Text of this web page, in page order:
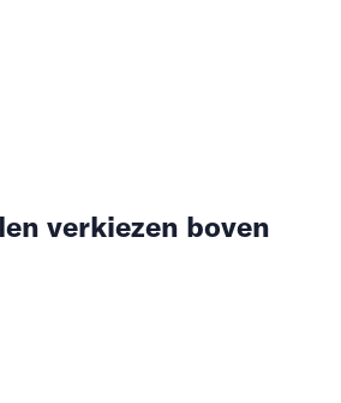
verkiezen boven